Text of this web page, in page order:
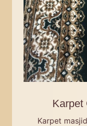
Karpet
Karpet